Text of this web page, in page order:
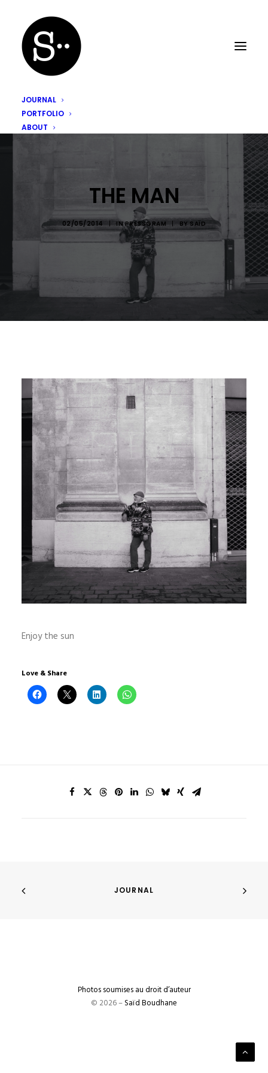
JOURNAL
PORTFOLIO
ABOUT
THE MAN
02/05/2014 | INPRESSGRAM BYSAÏD
Enjoy the sun
Love & Share
JOURNAL
Photos soumises au droit d’auteur
© 2026 –Saïd Boudhane